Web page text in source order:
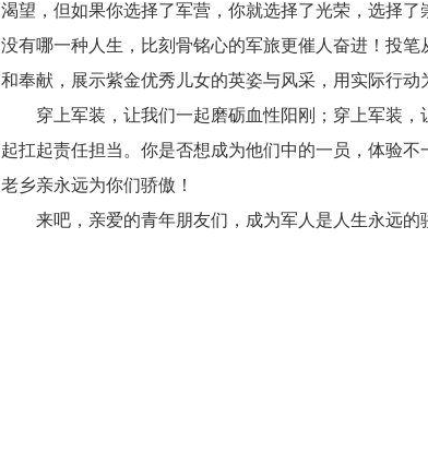
渴望，但如果你选择了军营，你就选择了光荣，选择
没有哪一种人生，比刻骨铭心的军旅更催人奋进！投
和奉献，展示紫金优秀儿女的英姿与风采，用实际行动
穿上军装，让我们一起磨砺血性阳刚；穿上军装，
起扛起责任担当。你是否想成为他们中的一员，体验
老乡亲永远为你们骄傲！
来吧，亲爱的青年朋友们，成为军人是人生永远的